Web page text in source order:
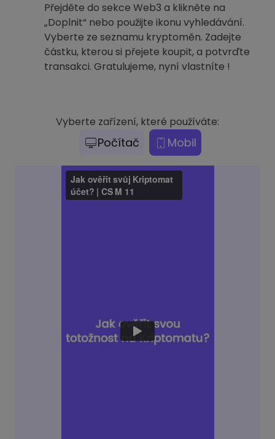
Přejděte do sekce Web3 a klikněte na
„Doplnit“ nebo použijte ikonu vyhledávání.
Vyberte ze seznamu kryptoměn. Zadejte
částku, kterou si přejete koupit, a potvrďte
transakci. Gratulujeme, nyní vlastníte !
Vyberte zařízení, které používáte:
Počítač Mobil